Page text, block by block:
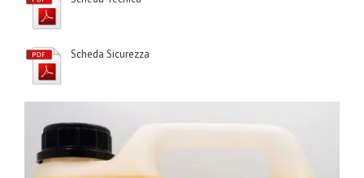
Scheda Sicurezza